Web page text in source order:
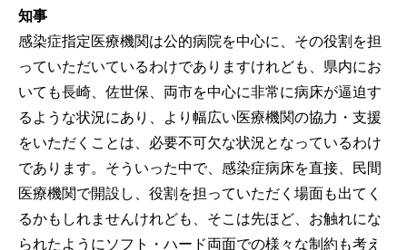
知事
感染症指定医療機関は公的病院を中心に、その役割を担
っていただいているわけでありますけれども、県内にお
いても長崎、佐世保、両市を中心に非常に病床が逼迫す
るような状況にあり、より幅広い医療機関の協力・支援
をいただくことは、必要不可欠な状況となっているわけ
であります。そういった中で、感染症病床を直接、民間
医療機関で開設し、役割を担っていただく場面も出てく
るかもしれませんけれども、そこは先ほど、お触れにな
られたようにソフト・ハード両面での様々な制約も考え